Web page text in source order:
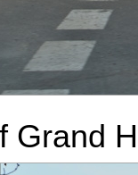
Grand